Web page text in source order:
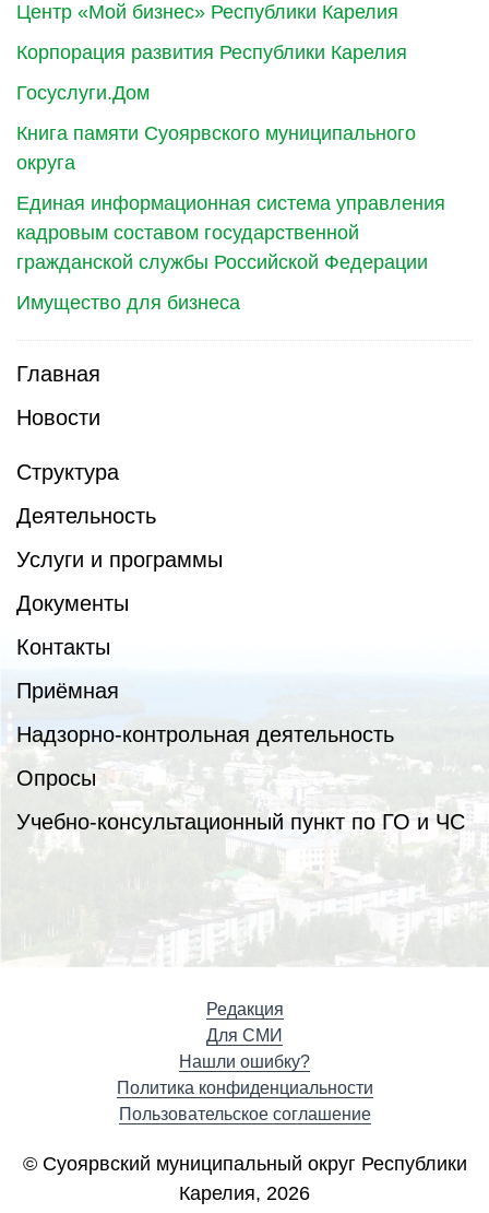
Центр «Мой бизнес» Республики Карелия
Корпорация развития Республики Карелия
Госуслуги.Дом
Книга памяти Суоярвского муниципального
округа
Единая информационная система управления
кадровым составом государственной
гражданской службы Российской Федерации
Имущество для бизнеса
Главная
Новости
Структура
Деятельность
Услуги и программы
Документы
Контакты
Приёмная
Надзорно-контрольная деятельность
Опросы
Учебно-консультационный пункт по ГО и ЧС
Редакция
Для СМИ
Нашли ошибку?
Политика конфиденциальности
Пользовательское соглашение
© Суоярвский муниципальный округ Республики
Карелия, 2026